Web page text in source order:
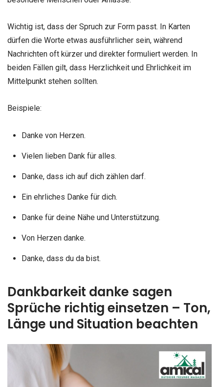
Wichtig ist, dass der Spruch zur Form passt. In Karten
dürfen die Worte etwas ausführlicher sein, während
Nachrichten oft kürzer und direkter formuliert werden. In
beiden Fällen gilt, dass Herzlichkeit und Ehrlichkeit im
Mittelpunkt stehen sollten.
Beispiele:
Danke von Herzen.
Vielen lieben Dank für alles.
Danke, dass ich auf dich zählen darf.
Ein ehrliches Danke für dich.
Danke für deine Nähe und Unterstützung.
Von Herzen danke.
Danke, dass du da bist.
Dankbarkeit danke sagen
Sprüche richtig einsetzen – Ton,
Länge und Situation beachten